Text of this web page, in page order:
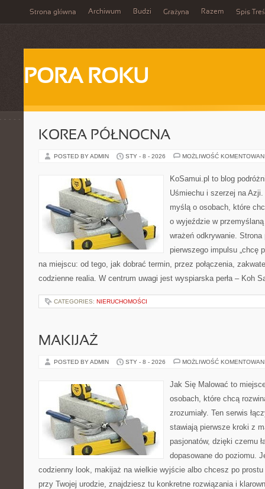
Strona główna Archiwum Budzi Grażyna Razem Spis
PORA ROKU
KOREA PÓŁNOCNA
POSTED BY ADMIN STY - 8 - 2026 MOŻLIWOŚĆ
KoSamui.pl to blog
Uśmiechu i szerzej na
myślą o osobach, które
o wyjeździe w
wrażeń odkrywanie.
pierwszego impulsu „chcę
na miejscu: od tego, jak dobrać termin, przez połączenia,
codzienne realia. W centrum uwagi jest wyspiarska perła – Koh
CATEGORIES: NIERUCHOMOŚCI
MAKIJAŻ
POSTED BY ADMIN STY - 8 - 2026 MOŻLIWOŚĆ
Jak Się Malować to
osobach, które chcą
zrozumiały. Ten serwis
stawiają pierwsze kroki z
pasjonatów, dzięki czemu
dopasowane do poziomu.
codzienny look, makijaż na wielkie wyjście albo chcesz po prostu
przy Twojej urodzie, znajdziesz tu konkretne rozwiązania i